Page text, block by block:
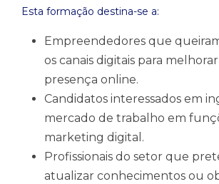
Esta formação destina-se a:
Empreendedores que
os canais digitais para
presença online.
Candidatos interessados em
mercado de trabalho em
marketing digital.
Profissionais do setor que
atualizar conhecimentos ou